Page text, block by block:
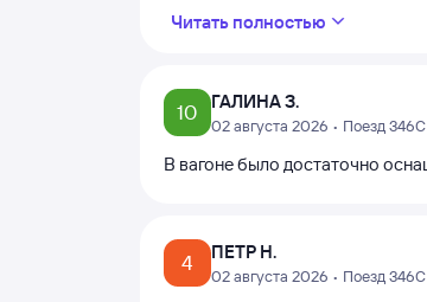
Читать полностью
10 ГАЛИНА З.
02 августа 2026 • Поезд 346С
В вагоне было достаточно
4 ПЕТР Н.
02 августа 2026 • Поезд 346С